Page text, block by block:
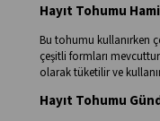
Hayıt Tohumu
Bu tohumu kullanırken
çeşitli formları
olarak tüketilir ve
Hayıt Tohumu